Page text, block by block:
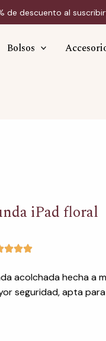
de descuento al
Bolsos
iPad floral
acolchada hecha a
seguridad, apta